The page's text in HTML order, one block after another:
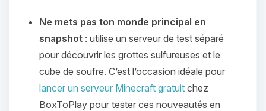
Ne mets pas ton monde principal en
snapshot : utilise un serveur de test séparé
pour découvrir les grottes sulfureuses et le
cube de soufre. C’est l’occasion idéale pour
lancer un serveur Minecraft gratuit chez
BoxToPlay pour tester ces nouveautés en